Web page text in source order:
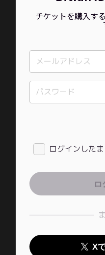
チケットを購入す
ログインした
X